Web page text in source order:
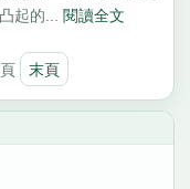
起的... 閱讀全文
末頁